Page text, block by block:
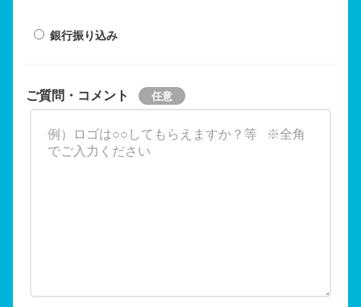
銀行振り込み
ご質問・コメント